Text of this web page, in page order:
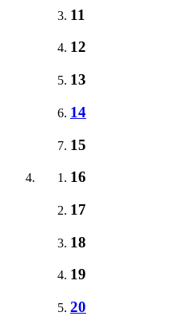
11
12
13
14
15
16
17
18
19
20